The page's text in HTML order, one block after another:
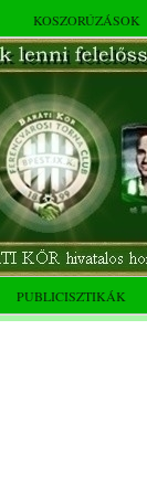
KOSZORÚZÁSOK
PUBLICISZTIKÁK